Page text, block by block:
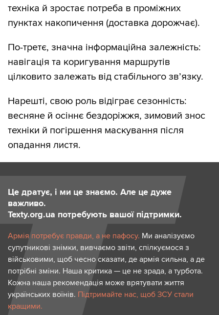
техніка й зростає потреба в проміжних
пунктах накопичення (доставка дорожчає).
По-третє, значна інформаційна залежність:
навігація та коригування маршрутів
цілковито залежать від стабільного зв’язку.
Нарешті, свою роль відіграє сезонність:
весняне й осіннє бездоріжжя, зимовий знос
техніки й погіршення маскування після
опадання листя.
Це дратує, і ми це знаємо. Але це дуже
важливо.
Texty.org.ua потребують вашої підтримки.
Армія потребує правди, а не пафосу. Ми аналізуємо
супутникові знімки, вивчаємо звіти, спілкуємося з
військовими, щоб чесно сказати, де армія сильна, а де
потрібні зміни. Наша критика — це не зрада, а турбота.
Кожна наша рекомендація може врятувати життя
українських воїнів. Підтримайте нас, щоб ЗСУ стали
кращими.